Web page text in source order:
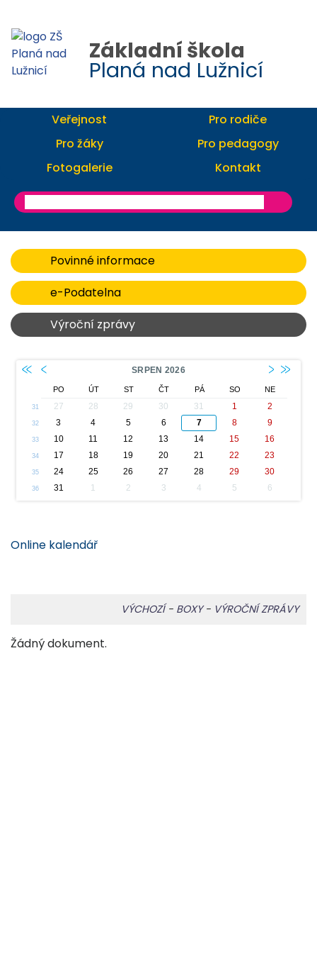
Základní škola
Planá nad Lužnicí
Veřejnost
Pro rodiče
Pro žáky
Pro pedagogy
Fotogalerie
Kontakt
Povinné informace
e-Podatelna
Výroční zprávy
Online kalendář
VÝCHOZÍ- BOXY- VÝROČNÍ ZPRÁVY
Žádný dokument.